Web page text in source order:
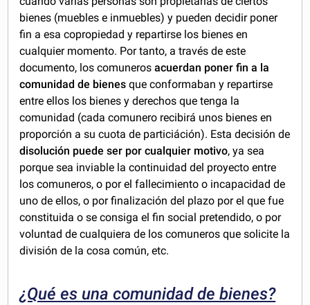
bienes (muebles e inmuebles) y pueden decidir poner
fin a esa copropiedad y repartirse los bienes en
cualquier momento. Por tanto, a través de este
documento, los comunerosacuerdan poner fin a la
comunidad de bienes que conformaban y repartirse
entre ellos los bienes y derechos que tenga la
comunidad (cada comunero recibirá unos bienes en
proporción a su cuota de particiáción). Esta decisión de
disolución puede ser por cualquier motivo, ya sea
porque sea inviable la continuidad del proyecto entre
los comuneros, o por el fallecimiento o incapacidad de
uno de ellos, o por finalización del plazo por el que fue
constituida o se consiga el fin social pretendido, o por
voluntad de cualquiera de los comuneros que solicite la
división de la cosa común, etc.
¿Qué es una comunidad de bienes?